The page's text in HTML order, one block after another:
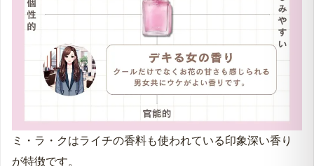
ミ・ラ・クはライチの香料も使われている印象深い香り
が特徴です。